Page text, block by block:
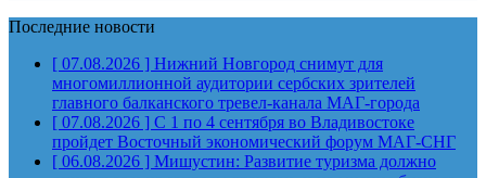
Последние новости
[ 07.08.2026 ] Нижний Новгород снимут для
многомиллионной аудитории сербских зрителей
главного балканского тревел-канала МАГ-города
[ 07.08.2026 ] С 1 по 4 сентября во Владивостоке
пройдет Восточный экономический форум МАГ-СНГ
[ 06.08.2026 ] Мишустин: Развитие туризма должно